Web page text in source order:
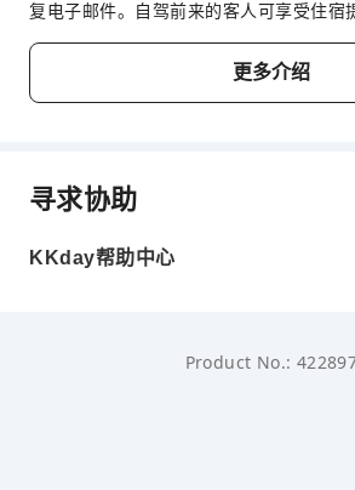
复电子邮件。自驾前来的客人可享受住宿
方Premier海潮酒店，无需大包小包，洗
服保持干净清新。 忘带小物品，不是大问
店，即可购买所需物品。 出于健康考虑
或寝具用品，以为客人提供便利。 最佳
的部分客房展示了独特的设计元素，例如
视等室内娱乐设施，为客人提供愉快的入
的夜晚。您可全天参与最佳西方Premier
更多介绍
寻求协助
KKday帮助中心
Product No.: